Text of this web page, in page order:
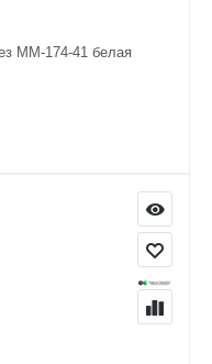
ММ-174-41 белая